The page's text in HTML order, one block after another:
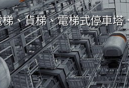
、貨梯、電梯式停車塔